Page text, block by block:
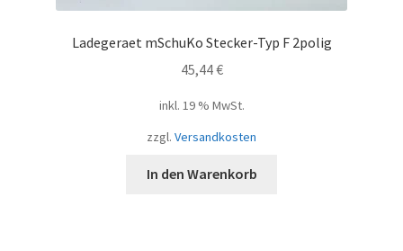
Ladegeraet mSchuKo Stecker-Typ F 2polig
45,44€
inkl. 19 % MwSt.
zzgl. Versandkosten
In den Warenkorb